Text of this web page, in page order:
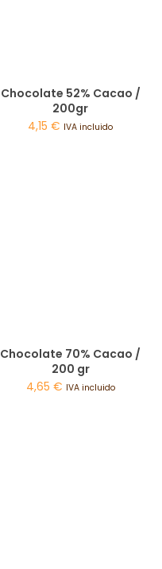
Chocolate 52% Cacao /
200gr
4,15 € IVA incluido
Chocolate 70% Cacao /
200 gr
4,65 € IVA incluido